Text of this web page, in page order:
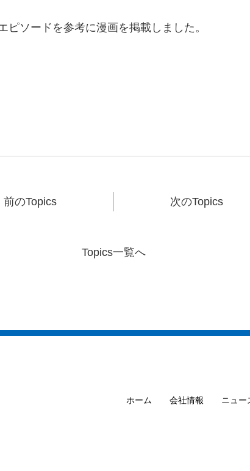
ピソードを参考に漫画を掲載しました。
前のTopics 次のTopics
Topics一覧へ
ホーム 会社情報 ニュー